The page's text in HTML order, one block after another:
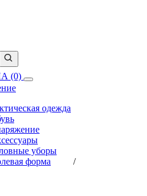
(0)
одежда
уборы
форма
/